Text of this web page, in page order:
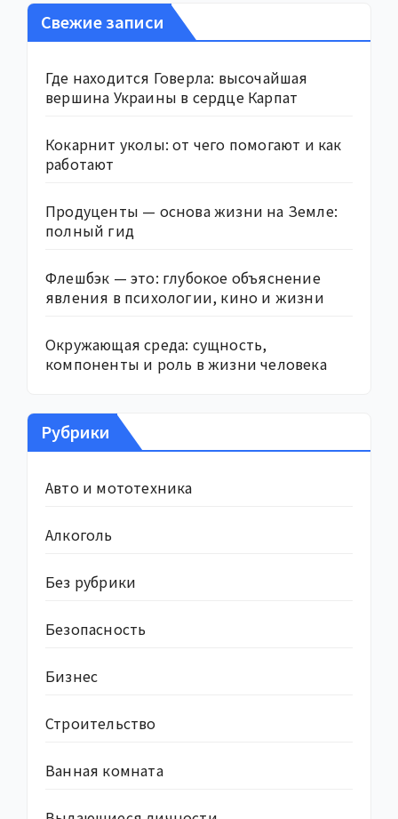
Свежие записи
Где находится Говерла: высочайшая
вершина Украины в сердце Карпат
Кокарнит уколы: от чего помогают и как
работают
Продуценты — основа жизни на Земле:
полный гид
Флешбэк — это: глубокое объяснение
явления в психологии, кино и жизни
Окружающая среда: сущность,
компоненты и роль в жизни человека
Рубрики
Авто и мототехника
Алкоголь
Без рубрики
Безопасность
Бизнес
Строительство
Ванная комната